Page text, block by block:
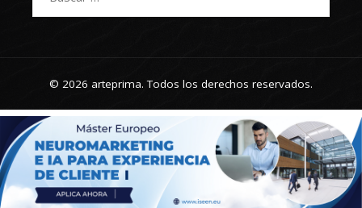
© 2026 arteprima. Todos los derechos reservados.